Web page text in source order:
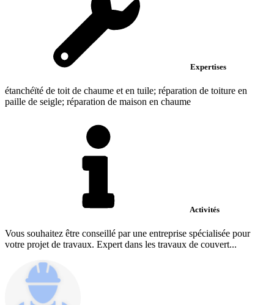
Expertises
étanchéïté de toit de chaume et en tuile; réparation de toiture en
paille de seigle; réparation de maison en chaume
Activités
Vous souhaitez être conseillé par une entreprise spécialisée pour
votre projet de travaux. Expert dans les travaux de couvert...